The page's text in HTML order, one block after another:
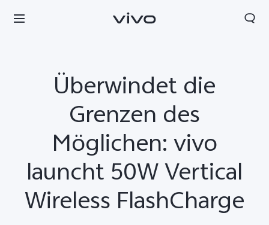
Überwindet die
Grenzen des
Möglichen: vivo
launcht 50W Vertical
Wireless FlashCharge